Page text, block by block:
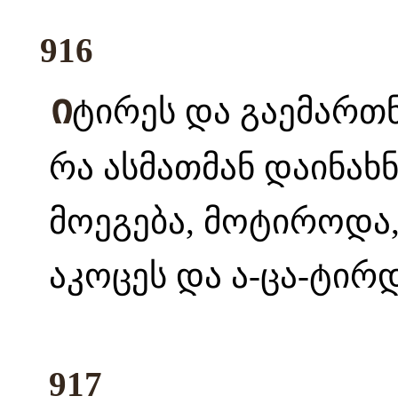
916
იტირეს და
რა ასმათმან
მოეგება,
აკოცეს და ა-ცა-
917